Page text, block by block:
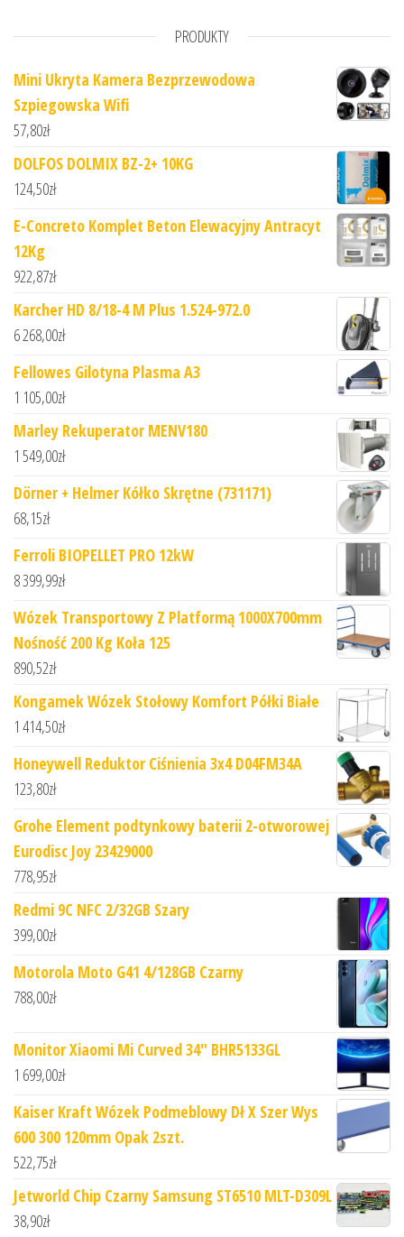
PRODUKTY
Mini Ukryta Kamera Bezprzewodowa
Szpiegowska Wifi
57,80zł
DOLFOS DOLMIX BZ-2+ 10KG
124,50zł
E-Concreto Komplet Beton Elewacyjny Antracyt
12Kg
922,87zł
Karcher HD 8/18-4 M Plus 1.524-972.0
6 268,00zł
Fellowes Gilotyna Plasma A3
1 105,00zł
Marley Rekuperator MENV180
1 549,00zł
Dörner + Helmer Kółko Skrętne (731171)
68,15zł
Ferroli BIOPELLET PRO 12kW
8 399,99zł
Wózek Transportowy Z Platformą 1000X700mm
Nośność 200 Kg Koła 125
890,52zł
Kongamek Wózek Stołowy Komfort Półki Białe
1 414,50zł
Honeywell Reduktor Ciśnienia 3x4 D04FM34A
123,80zł
Grohe Element podtynkowy baterii 2-otworowej
Eurodisc Joy 23429000
778,95zł
Redmi 9C NFC 2/32GB Szary
399,00zł
Motorola Moto G41 4/128GB Czarny
788,00zł
Monitor Xiaomi Mi Curved 34" BHR5133GL
1 699,00zł
Kaiser Kraft Wózek Podmeblowy Dł X Szer Wys
600 300 120mm Opak 2szt.
522,75zł
Jetworld Chip Czarny Samsung ST6510 MLT-D309L
38,90zł